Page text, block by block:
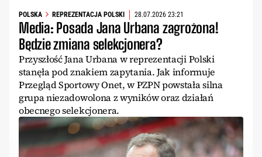
POLSKA REPREZENTACJA POLSKI 28.07.2026 23:21
Media: Posada Jana Urbana zagrożona!
Będzie zmiana selekcjonera?
Przyszłość Jana Urbana w reprezentacji Polski
stanęła pod znakiem zapytania. Jak informuje
Przegląd Sportowy Onet, w PZPN powstała silna
grupa niezadowolona z wyników oraz działań
obecnego selekcjonera.